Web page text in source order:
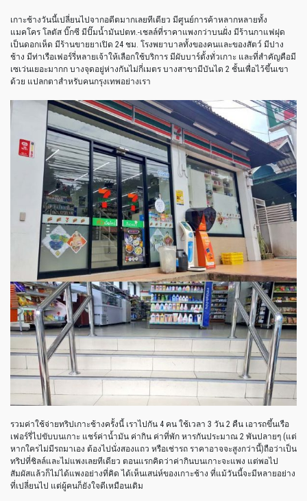
เกาะช้างวันนี้เปลี่ยนไปจากอดีตมากเลยทีเดียว มีศูนย์การค้าหลากหลายทั้ง
แมคโคร โลตัส บิ๊กซี มีปั๊มน้ำมันปตท.-เชลล์ที่ราคาแพงกว่าบนฝั่ง มีร้านกาแฟฝุด
เป็นดอกเห็ด มีร้านขายยาเปิด 24 ชม. โรงพยาบาลทั้งของคนและของสัตว์ มีปาง
ช้าง มีท่าเรือเฟอร์รี่หลายเจ้าให้เลือกใช้บริการ มีผับบาร์ตั้งทั่วเกาะ และที่สำคัญคือมี
เซเว่นเยอะมากก บางจุดอยู่ห่างกันไม่กี่เมตร บางสาขามีบันได 2 ชั้นเพื่อไว้ขึ้นเขา
ด้วย แปลกตาสำหรับคนกรุงเทพอย่างเรา
รวมค่าใช้จ่ายทริปเกาะช้างครั้งนี้ เราไปกัน 4 คน ใช้เวลา 3 วัน 2 คืน เอารถขึ้นเรือ
เฟอร์รี่ไปขับบนเกาะ แชร์ค่าน้ำมัน ค่ากิน ค่าที่พัก หารกันประมาณ 2 พันปลายๆ (แต่
หากใครไม่มีรถมาเอง ต้องไปนั่งสองแถว หรือเช่ารถ ราคาอาจจะสูงกว่านี้)ถือว่าเป็น
ทริปที่ชิลล์และไม่แพงเลยทีเดียว ตอนแรกคิดว่าค่ากินบนเกาะจะแพง แต่พอไป
สัมผัสแล้วก็ไม่ได้แพงอย่างที่คิด ได้เห็นเสน่ห์ของเกาะช้าง ที่แม้วันนี้จะมีหลายอย่าง
ที่เปลี่ยนไป แต่ผู้คนก็ยังใจดีเหมือนเดิม